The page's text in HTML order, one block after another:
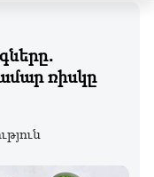
23 °
ռիսկը